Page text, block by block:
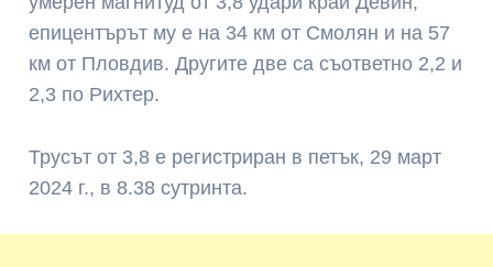
епицентърът му е на 34 км от Смолян и на 57
км от Пловдив. Другите две са съответно 2,2 и
2,3 по Рихтер.
Трусът от 3,8 е регистриран в петък, 29 март
2024 г., в 8.38 сутринта.